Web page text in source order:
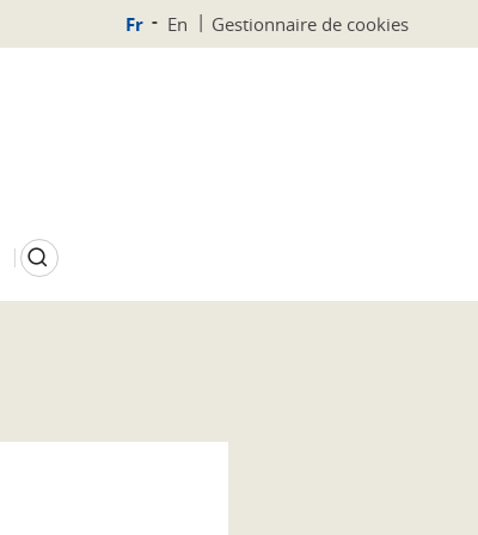
Fr En Gestionnaire de cookies
Rechercher